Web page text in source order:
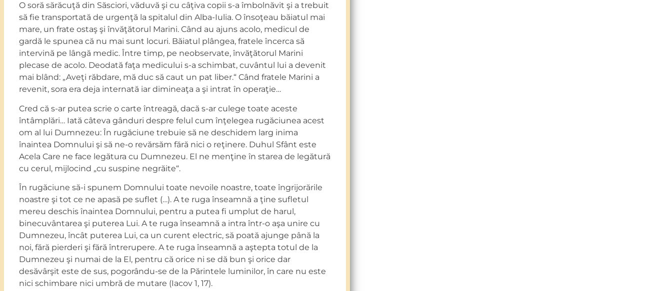
O soră sărăcuţă din Săsciori, văduvă şi cu câţiva copii s-a îmbolnăvit şi a trebuit
să fie transportată de urgenţă la spitalul din Alba-Iulia. O însoţeau băiatul mai
mare, un frate ostaş şi învăţătorul Marini. Când au ajuns acolo, medicul de
gardă le spunea că nu mai sunt locuri. Băiatul plângea, fratele încerca să
intervină pe lângă medic. Între timp, pe neobservate, învăţătorul Marini
plecase de acolo. Deodată faţa medicului s-a schimbat, cuvântul lui a devenit
mai blând: „Aveţi răbdare, mă duc să caut un pat liber.“ Când fratele Marini a
revenit, sora era deja internată iar dimineaţa a şi intrat în operaţie…
Cred că s-ar putea scrie o carte întreagă, dacă s-ar culege toate aceste
întâmplări… Iată câteva gânduri despre felul cum înţelegea rugăciunea acest
om al lui Dumnezeu: În rugăciune trebuie să ne deschidem larg inima
înaintea Domnului şi să ne-o revărsăm fără nici o reţinere. Duhul Sfânt este
Acela Care ne face legătura cu Dumnezeu. El ne menţine în starea de legătură
cu cerul, mijlocind „cu suspine negrăite“.
În rugăciune să-i spunem Domnului toate nevoile noastre, toate îngrijorările
noastre şi tot ce ne apasă pe suflet (…). A te ruga înseamnă a ţine sufletul
mereu deschis înaintea Domnului, pentru a putea fi umplut de harul,
binecuvântarea şi puterea Lui. A te ruga înseamnă a intra într-o aşa unire cu
Dumnezeu, încât puterea Lui, ca un curent electric, să poată ajunge până la
noi, fără pierderi şi fără întrerupere. A te ruga înseamnă a aştepta totul de la
Dumnezeu şi numai de la El, pentru că orice ni se dă bun şi orice dar
desăvârşit este de sus, pogorându-se de la Părintele luminilor, în care nu este
nici schimbare nici umbră de mutare (Iacov 1, 17).